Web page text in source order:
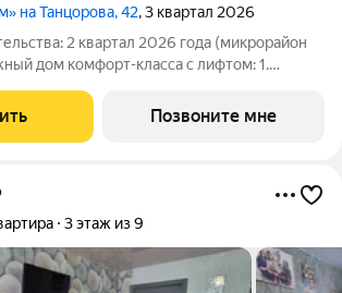
на Танцорова, 42, 3 квартал 2026
2 квартал 2026 года (микрорайон
дом комфорт-класса с лифтом: 1.
безопасность, качественные входные двери
в
Позвоните мне
3 этаж из 9